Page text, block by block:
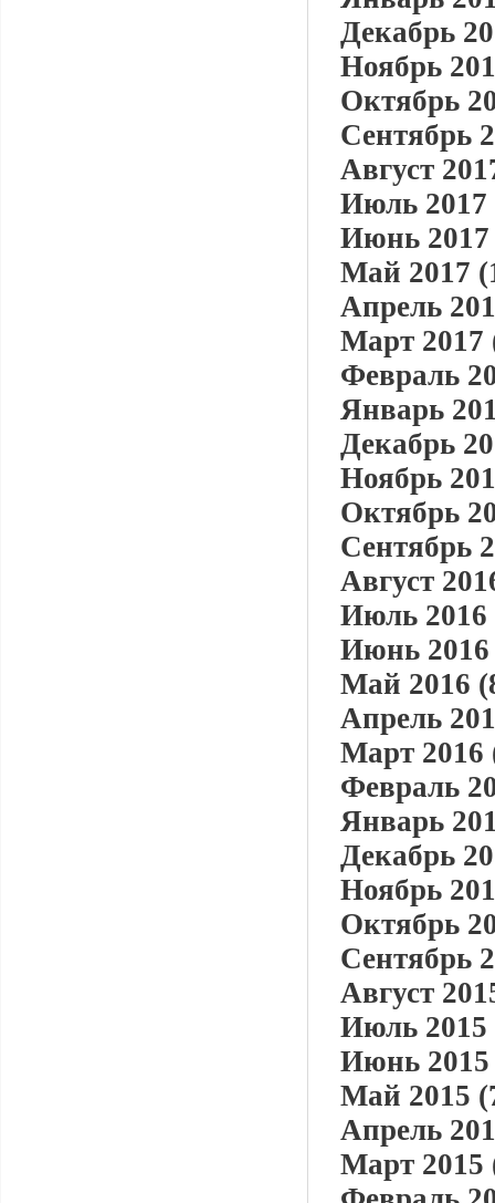
Декабрь
Ноябрь
Октябрь
Сентябрь
Август
Июль 2017
Июнь 2017
Май 2017
Апрель
Март 2017
Февраль
Январь
Декабрь
Ноябрь
Октябрь
Сентябрь
Август
Июль 2016
Июнь 2016
Май 2016
Апрель
Март 2016
Февраль
Январь
Декабрь
Ноябрь
Октябрь
Сентябрь
Август
Июль 2015
Июнь 2015
Май 2015
Апрель
Март 2015